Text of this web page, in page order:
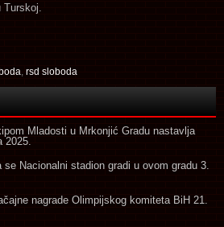
rsd sloboda
Mladosti u Mrkonjić Gradu nastavlja
2025.
Nacionalni stadion gradi u ovom gradu 3.
nagrade Olimpijskog komiteta BiH 21.